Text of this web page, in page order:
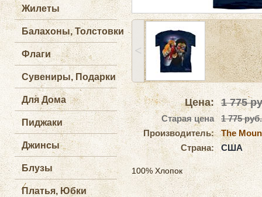
Жилеты
Балахоны, Толстовки
Флаги
Сувениры, Подарки
Для Дома
Пиджаки
Джинсы
Блузы
Платья, Юбки
˂
Цена: 1 775
Старая цена
1 775 руб.
Производитель:
The
Страна:
США
100% Хлопок